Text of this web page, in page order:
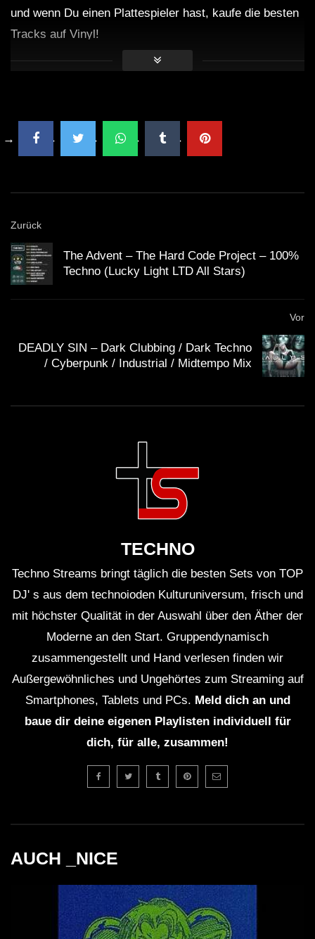
und wenn Du einen Plattespieler hast, kaufe die besten
Tracks auf Vinyl!
Zurück
The Advent – The Hard Code Project – 100%
Techno (Lucky Light LTD All Stars)
Vor
DEADLY SIN – Dark Clubbing / Dark Techno
/ Cyberpunk / Industrial / Midtempo Mix
TECHNO
Techno Streams bringt täglich die besten Sets von TOP
DJ' s aus dem technoioden Kulturuniversum, frisch und
mit höchster Qualität in der Auswahl über den Äther der
Moderne an den Start. Gruppendynamisch
zusammengestellt und Hand verlesen finden wir
Außergewöhnliches und Ungehörtes zum Streaming auf
Smartphones, Tablets und PCs. Meld dich an und
baue dir deine eigenen Playlisten individuell für
dich, für alle, zusammen!
AUCH _NICE